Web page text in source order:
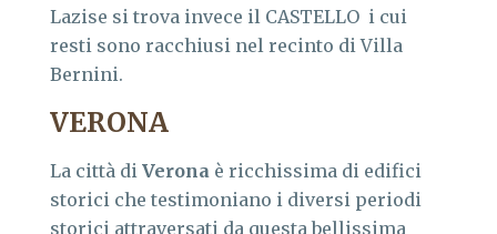
Lazise si trova invece il CASTELLO i cui
resti sono racchiusi nel recinto di Villa
Bernini.
VERONA
La città di Verona è ricchissima di edifici
storici che testimoniano i diversi periodi
storici attraversati da questa bellissima